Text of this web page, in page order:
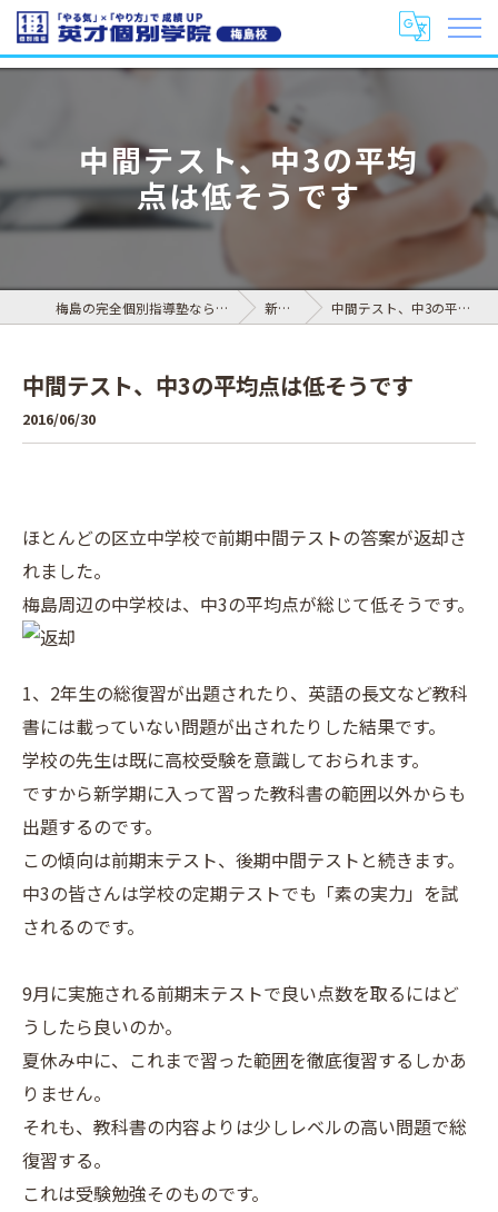
中間テスト、中3の平均
点は低そうです
梅島の完全個別指導塾なら英才個別学院 梅島校 新着情報 中間テスト、中3の平均点は低そうです
中間テスト、中3の平均点は低そうです
2016/06/30
ほとんどの区立中学校で前期中間テストの答案が返却さ
れました。
梅島周辺の中学校は、中3の平均点が総じて低そうです。
1、2年生の総復習が出題されたり、英語の長文など教科
書には載っていない問題が出されたりした結果です。
学校の先生は既に高校受験を意識しておられます。
ですから新学期に入って習った教科書の範囲以外からも
出題するのです。
この傾向は前期末テスト、後期中間テストと続きます。
中3の皆さんは学校の定期テストでも「素の実力」を試
されるのです。
9月に実施される前期末テストで良い点数を取るにはど
うしたら良いのか。
夏休み中に、これまで習った範囲を徹底復習するしかあ
りません。
それも、教科書の内容よりは少しレベルの高い問題で総
復習する。
これは受験勉強そのものです。